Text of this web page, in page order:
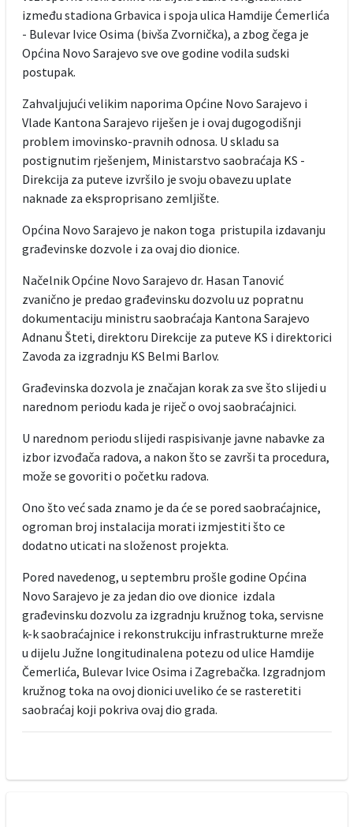
između stadiona Grbavica i spoja ulica Hamdije Ćemerlića
- Bulevar Ivice Osima (bivša Zvornička), a zbog čega je
Općina Novo Sarajevo sve ove godine vodila sudski
postupak.
Zahvaljujući velikim naporima Općine Novo Sarajevo i
Vlade Kantona Sarajevo riješen je i ovaj dugogodišnji
problem imovinsko-pravnih odnosa. U skladu sa
postignutim rješenjem, Ministarstvo saobraćaja KS -
Direkcija za puteve izvršilo je svoju obavezu uplate
naknade za eksproprisano zemljište.
Općina Novo Sarajevo je nakon toga pristupila izdavanju
građevinske dozvole i za ovaj dio dionice.
Načelnik Općine Novo Sarajevo dr. Hasan Tanović
zvanično je predao građevinsku dozvolu uz popratnu
dokumentaciju ministru saobraćaja Kantona Sarajevo
Adnanu Šteti, direktoru Direkcije za puteve KS i direktorici
Zavoda za izgradnju KS Belmi Barlov.
Građevinska dozvola je značajan korak za sve što slijedi u
narednom periodu kada je riječ o ovoj saobraćajnici.
U narednom periodu slijedi raspisivanje javne nabavke za
izbor izvođača radova, a nakon što se završi ta procedura,
može se govoriti o početku radova.
Ono što već sada znamo je da će se pored saobraćajnice,
ogroman broj instalacija morati izmjestiti što ce
dodatno uticati na složenost projekta.
Pored navedenog, u septembru prošle godine Općina
Novo Sarajevo je za jedan dio ove dionice izdala
građevinsku dozvolu za izgradnju kružnog toka, servisne
k-k saobraćajnice i rekonstrukciju infrastrukturne mreže
u dijelu Južne longitudinalena potezu od ulice Hamdije
Čemerlića, Bulevar Ivice Osima i Zagrebačka. Izgradnjom
kružnog toka na ovoj dionici uveliko će se rasteretiti
saobraćaj koji pokriva ovaj dio grada.